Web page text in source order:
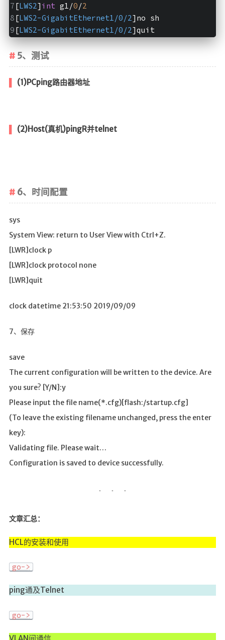
[LWS2] int g1/0/2
[LWS2-GigabitEthernet1/0/2]no sh
[LWS2-GigabitEthernet1/0/2]quit
5、测试
(1)PCping路由器地址
(2)Host(真机)pingR并telnet
6、时间配置
sys
System View: return to User View with Ctrl+Z.
[LWR]clock p
[LWR]clock protocol none
[LWR]quit
clock datetime 21:53:50 2019/09/09
7、保存
save
The current configuration will be written to the device. Are
you sure? [Y/N]:y
Please input the file name(*.cfg)[flash:/startup.cfg]
(To leave the existing filename unchanged, press the enter
key):
Validating file. Please wait…
Configuration is saved to device successfully.
文章汇总：
HCL的安装和使用
go->
ping通及Telnet
go->
VLAN间通信